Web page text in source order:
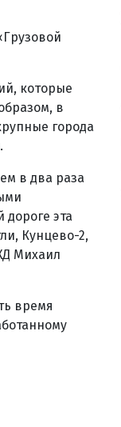
которые
в
города
в два раза
дороге эта
Кунцево-2,
Михаил
время